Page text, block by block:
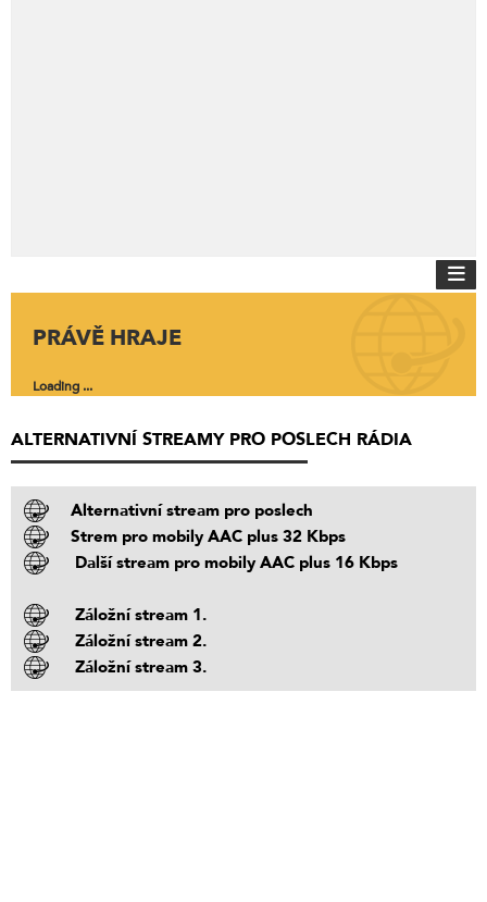
PRÁVĚ HRAJE
Loading ...
ALTERNATIVNÍ STREAMY PRO POSLECH RÁDIA
Alternativní stream pro poslech
Strem pro mobily AAC plus 32 Kbps
Další stream pro mobily AAC plus 16 Kbps
Záložní stream 1.
Záložní stream 2.
Záložní stream 3.